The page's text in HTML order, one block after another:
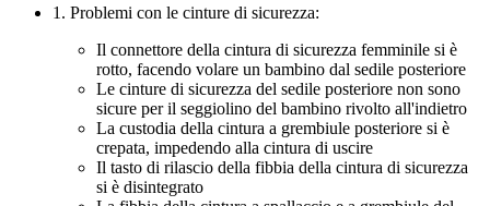
1. Problemi con le cinture di sicurezza:
Il connettore della cintura di sicurezza femminile si è
rotto, facendo volare un bambino dal sedile posteriore
Le cinture di sicurezza del sedile posteriore non sono
sicure per il seggiolino del bambino rivolto all'indietro
La custodia della cintura a grembiule posteriore si è
crepata, impedendo alla cintura di uscire
Il tasto di rilascio della fibbia della cintura di sicurezza
si è disintegrato